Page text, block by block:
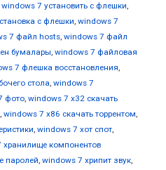
windows 7 установить с флешки,
с флешки, windows 7
7 файл hosts, windows 7 файл
бумалары, windows 7 файловая
7 флешка восстановления,
стола, windows 7
фото, windows 7 х32 скачать
, windows 7 х86 скачать торрентом,
, windows 7 хот спот,
хранилище компонентов
паролей, windows 7 хрипит звук,